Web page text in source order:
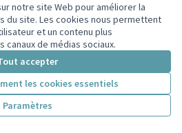
notre site Web pour améliorer la
du site. Les cookies nous permettent
et un contenu plus
de médias sociaux.
accepter
les cookies essentiels
Paramètres
Facebook
sur Instagram
sur YouTube
Decidim .
Licence
(Lien